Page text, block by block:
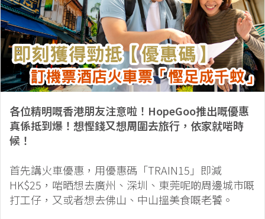
各位精明嘅香港朋友注意啦！HopeGoo推出嘅優惠
真係抵到爆！想慳錢又想周圍去旅行，依家就啱時
候！
首先講火車優惠，用優惠碼「TRAIN15」即減
HK$25，啱晒想去廣州、深圳、東莞呢啲周邊城市嘅
打工仔，又或者想去佛山、中山搵美食嘅老饕。